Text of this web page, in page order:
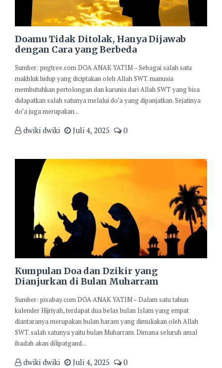
Doamu Tidak Ditolak, Hanya Dijawab
dengan Cara yang Berbeda
Sumber: pngtree.com DOA ANAK YATIM – Sebagai salah satu
makhluk hidup yang diciptakan oleh Allah SWT. manusia
membutuhkan pertolongan dan karunia dari Allah SWT yang bisa
didapatkan salah satunya melalui do’a yang dipanjatkan. Sejatinya
do’a juga merupakan...
dwiki dwiki Juli 4, 2025 0
Kumpulan Doa dan Dzikir yang
Dianjurkan di Bulan Muharram
Sumber: pixabay.com DOA ANAK YATIM – Dalam satu tahun
kalender Hijriyah, terdapat dua belas bulan Islam yang empat
diantaranya merupakan bulan haram yang dimuliakan oleh Allah
SWT. salah satunya yaitu bulan Muharram. Dimana seluruh amal
ibadah akan dilipatgand...
dwiki dwiki Juli 4, 2025 0